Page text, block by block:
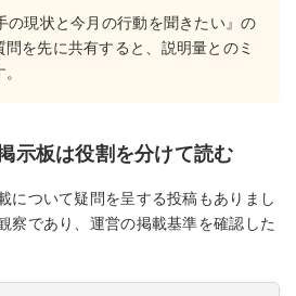
の現状と今月の行動を聞きたい』の
を先に共有すると、説明量とのミ
示板は役割を分けて読む
について疑問を呈する投稿もありまし
察であり、運営の掲載基準を確認した